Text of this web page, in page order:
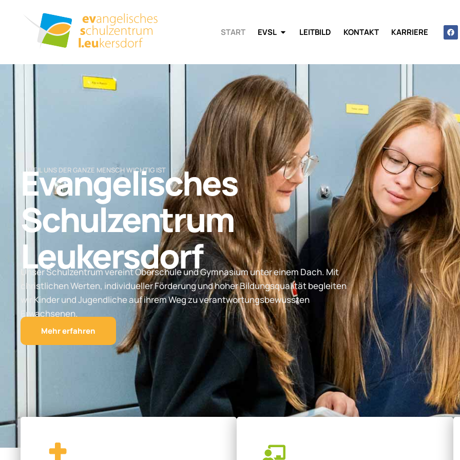
START EVSL LEITBILD KONTAKT KARRIERE
… WEIL UNS DER GANZE MENSCH WICHTIG IST
Evangelisches
Schulzentrum
Leukersdorf
Unser Schulzentrum vereint Oberschule und Gymnasium unter einem Dach. Mit
christlichen Werten, individueller Förderung und hoher Bildungsqualität begleiten
wir Kinder und Jugendliche auf ihrem Weg zu verantwortungsbewussten
Erwachsenen.
Mehr erfahren